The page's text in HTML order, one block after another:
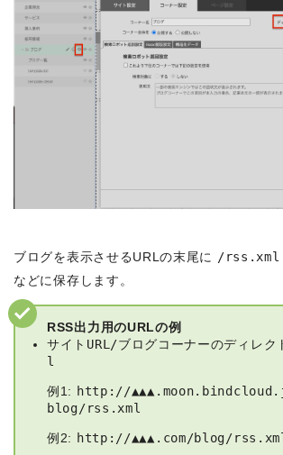
ブログを表示させるURLの末尾に /rss.xml
などに保存します。
RSS出力用のURLの例
サイトURL/ブログコーナーのディレ
l
例1: http://
blog/rss.xml
例2: http://▲▲▲.com/blog/